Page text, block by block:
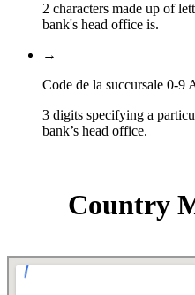
2 characters made up of
bank's head office is.
→
Code de la succursale 0-9
3 digits specifying a
bank’s head office.
Country